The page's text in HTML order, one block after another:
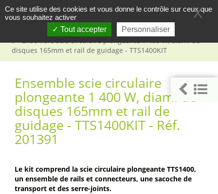
Outillage Outillage électrique
Ensemble scie circulaire plongeante 1 400 W, diam. de
disques 165mm et rail de guidage - TTS1400KIT
Ensemble scie circulaire
plongeante 1 400 W, diam. de
disques 165mm et rail de
guidage - TTS1400KIT - Réf.
201391
Le kit comprend la scie circulaire plongeante TTS1400,
un ensemble de rails et connecteurs, une sacoche de
transport et des serre-joints.
Panneau de gestion des cookies
Ce site utilise des cookies et vous donne le contrôle sur ceux que
vous souhaitez activer
Tout accepter
Personnaliser
X